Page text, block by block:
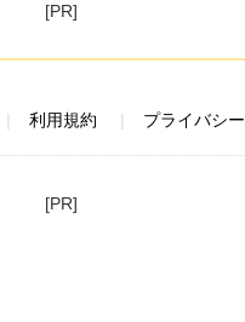
[PR]
利用規約 プライバシ
[PR]